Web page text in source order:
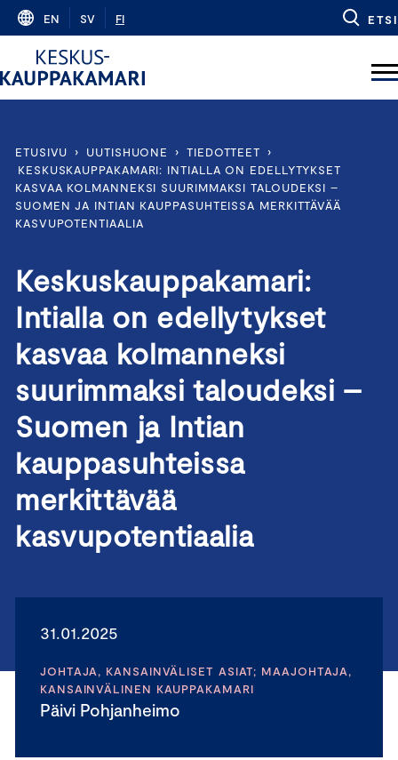
Skip
content
EN SV FI ETSI
ETUSIVU › UUTISHUONE › TIEDOTTEET
›
KESKUSKAUPPAKAMARI: INTIALLA ON EDELLYTYKSET
KASVAA KOLMANNEKSI SUURIMMAKSI TALOUDEKSI –
SUOMEN JA INTIAN KAUPPASUHTEISSA MERKITTÄVÄÄ
KASVUPOTENTIAALIA
Keskuskauppakamari:
Intialla on edellytykset
kasvaa kolmanneksi
suurimmaksi taloudeksi –
Suomen ja Intian
kauppasuhteissa
merkittävää
kasvupotentiaalia
31.01.2025
JOHTAJA, KANSAINVÄLISET ASIAT; MAAJOHTAJA,
KANSAINVÄLINEN KAUPPAKAMARI
Päivi Pohjanheimo